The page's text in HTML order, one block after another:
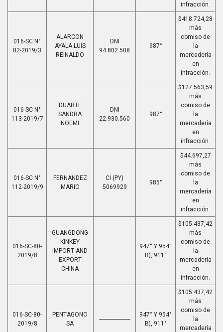
infracción.
016-SC N°
82-2019/3
ALARCON
AYALA LUIS
REINALDO
DNI
94.802.508
987°
$418.724,28
más
comiso de
la
mercadería
en
infracción.
016-SC N°
113-2019/7
DUARTE
SANDRA
NOEMI
DNI
22.930.560
987°
$127.563,59
más
comiso de
la
mercadería
en
infracción.
016-SC N°
112-2019/9
FERNANDEZ
MARIO
CI (PY)
5069929
985°
$44.697,27
más
comiso de
la
mercadería
en
infracción.
016-SC-80-
2019/8
GUANGDONG
KINKEY
IMPORT AND
EXPORT
CHINA
---------------------
947° Y 954°
B), 911°
$105.437,42
más
comiso de
la
mercadería
en
infracción.
016-SC-80-
2019/8
PENTAGONO
SA
---------------------
947° Y 954°
B), 911°
$105.437,42
más
comiso de
la
mercadería